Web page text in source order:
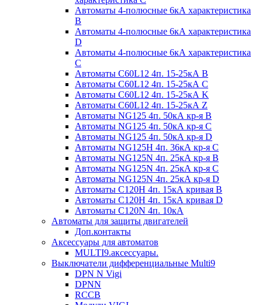
Автоматы 4-полюсные 6кА характеристика
B
Автоматы 4-полюсные 6кА характеристика
D
Автоматы 4-полюсные 6кА характеристика
С
Автоматы C60L12 4п. 15-25кА B
Автоматы C60L12 4п. 15-25кА C
Автоматы C60L12 4п. 15-25кА K
Автоматы C60L12 4п. 15-25кА Z
Автоматы NG125 4п. 50кА кр-я B
Автоматы NG125 4п. 50кА кр-я C
Автоматы NG125 4п. 50кА кр-я D
Автоматы NG125H 4п. 36кА кр-я C
Автоматы NG125N 4п. 25кА кр-я B
Автоматы NG125N 4п. 25кА кр-я C
Автоматы NG125N 4п. 25кА кр-я D
Автоматы С120H 4п. 15кА кривая B
Автоматы С120H 4п. 15кА кривая D
Автоматы С120N 4п. 10кА
Автоматы для защиты двигателей
Доп.контакты
Аксессуары для автоматов
MULTI9.аксессуары.
Выключатели дифференциальные Multi9
DPN N Vigi
DPNN
RCCB